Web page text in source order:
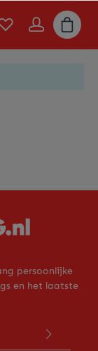
persoonlijke
en het laatste